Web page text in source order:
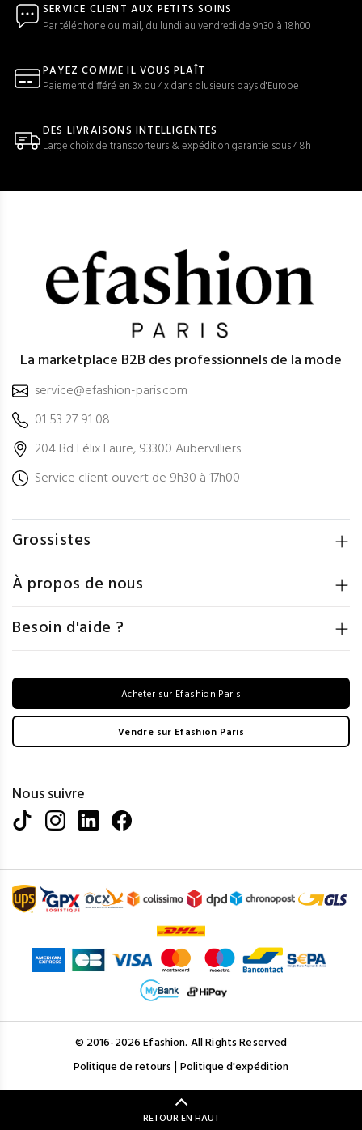
SERVICE CLIENT AUX PETITS SOINS
Par téléphone ou mail, du lundi au vendredi de 9h30 à 18h00
PAYEZ COMME IL VOUS PLAÎT
Paiement différé en 3x ou 4x dans plusieurs pays d'Europe
DES LIVRAISONS INTELLIGENTES
Large choix de transporteurs & expédition garantie sous 48h
La marketplace B2B des professionnels de la mode
service@efashion-paris.com
01 53 27 91 08
204 Bd Félix Faure, 93300 Aubervilliers
Service client ouvert de 9h30 à 17h00
Grossistes
À propos de nous
Besoin d'aide ?
Acheter sur Efashion Paris
Vendre sur Efashion Paris
Nous suivre
© 2016-2026 Efashion. All Rights Reserved
Politique de retours | Politique d'expédition
RETOUR EN HAUT